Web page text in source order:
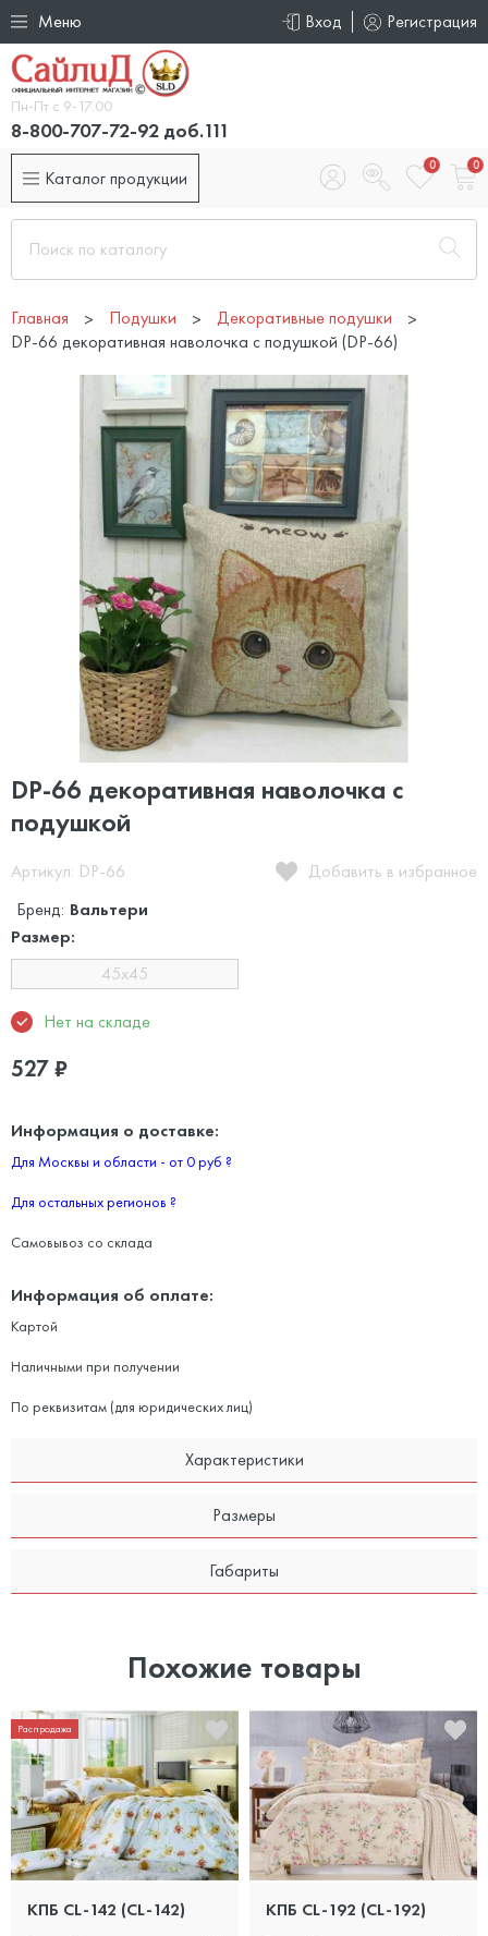
Меню Вход Регистрация
Пн-Пт с 9-17.00
8-800-707-72-92 доб.111
Каталог продукции
0 0
Главная Подушки
Декоративные подушки
DP-66 декоративная наволочка с подушкой (DP-66)
DP-66 декоративная наволочка с
подушкой
Артикул: DP-66
Добавить в избранное
Бренд: Вальтери
Размер:
45х45
Нет на складе
527₽
Информация о доставке:
Для Москвы и области - от 0 руб ?
Для остальных регионов ?
Самовывоз со склада
Информация об оплате:
Картой
Наличными при получении
По реквизитам (для юридических лиц)
Характеристики
Размеры
Габариты
Похожие товары
Распродажа
КПБ CL-142 (CL-142) КПБ CL-192 (CL-192)